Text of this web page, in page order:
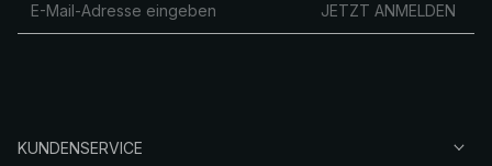
JETZT ANMELDEN
KUNDENSERVICE